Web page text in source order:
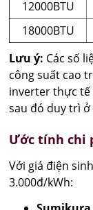
12000BTU
18000BTU
Lưu ý: Các số
công suất cao
inverter thực tế
sau đó duy trì ở
Ước tính chi
Với giá điện
3.000đ/kWh: